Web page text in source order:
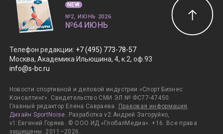
Телефон редакции: +7 (495) 773-78-57
Москва, Академика Ильюшина, 4, к.2, оф.93
info@s-bc.ru
Новости спортивной и деловой индустрии «Спорт Бизнес
Консалтинг». Свидетельство СМИ ЭЛ № ФС77-47450.
Главный редактор Елена Савраева. Правовая информация.
Дизайн SportNoise. Разработка v2:Андрей Загоруйко,
v1:Евгений Горяев. © ООО ИД «ГлобалМедиа». +16. Все права
защищены. 2011–2026.
NEW
№2, ИЮНЬ 2026
№64 ИЮНЬ